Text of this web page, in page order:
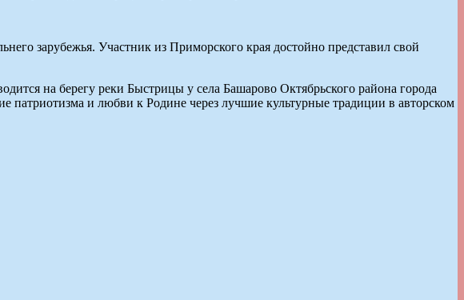
зарубежья. Участник из Приморского края достойно представил свой
на берегу реки Быстрицы у села Башарово Октябрьского района города
патриотизма и любви к Родине через лучшие культурные традиции в авторском